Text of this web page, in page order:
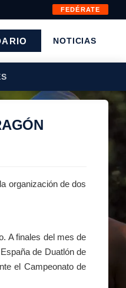
FEDÉRATE
NOTICIAS
organización de dos
A finales del mes de
de Duatlón de
el Campeonato de